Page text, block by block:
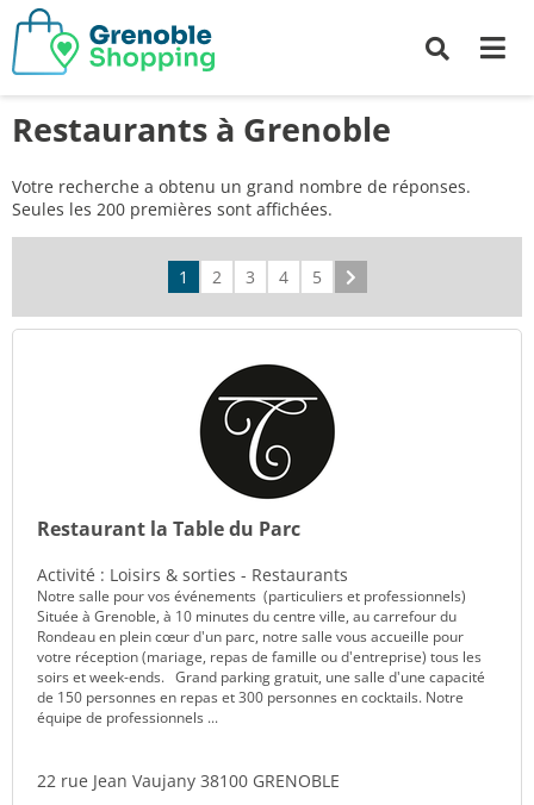
Restaurants à Grenoble
Votre recherche a obtenu un grand nombre de réponses.
Seules les 200 premières sont affichées.
1 2 3 4 5
Restaurant la Table du Parc
Activité : Loisirs & sorties - Restaurants
Notre salle pour vos événements (particuliers et professionnels)
Située à Grenoble, à 10 minutes du centre ville, au carrefour du
Rondeau en plein cœur d'un parc, notre salle vous accueille pour
votre réception (mariage, repas de famille ou d'entreprise) tous les
soirs et week-ends. Grand parking gratuit, une salle d'une capacité
de 150 personnes en repas et 300 personnes en cocktails. Notre
équipe de professionnels ...
22 rue Jean Vaujany 38100 GRENOBLE